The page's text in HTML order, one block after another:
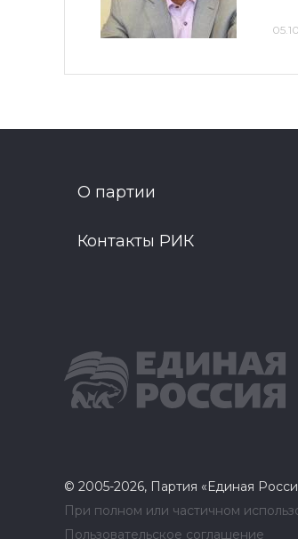
О партии
Контакты РИК
© 2005-2026, Партия «Единая
При полном или частичном
Пользовательское соглашение